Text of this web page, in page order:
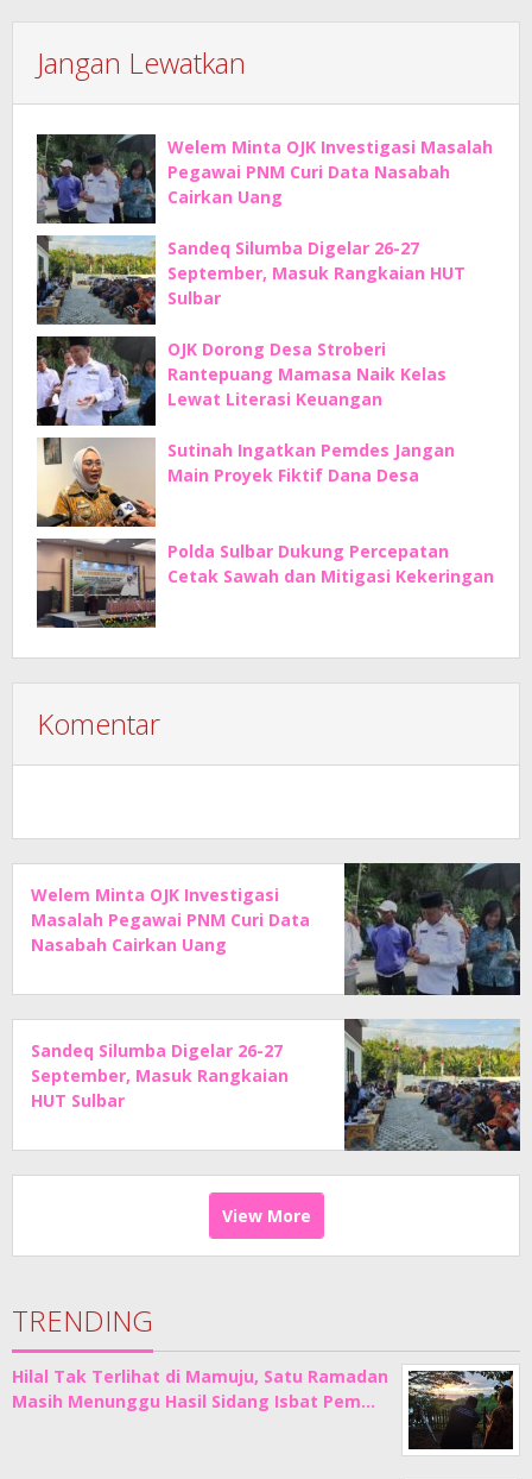
Jangan Lewatkan
Welem Minta OJK Investigasi Masalah
Pegawai PNM Curi Data Nasabah
Cairkan Uang
Sandeq Silumba Digelar 26-27
September, Masuk Rangkaian HUT
Sulbar
OJK Dorong Desa Stroberi
Rantepuang Mamasa Naik Kelas
Lewat Literasi Keuangan
Sutinah Ingatkan Pemdes Jangan
Main Proyek Fiktif Dana Desa
Polda Sulbar Dukung Percepatan
Cetak Sawah dan Mitigasi Kekeringan
Komentar
Welem Minta OJK Investigasi
Masalah Pegawai PNM Curi Data
Nasabah Cairkan Uang
Sandeq Silumba Digelar 26-27
September, Masuk Rangkaian
HUT Sulbar
View More
TRENDING
Hilal Tak Terlihat di Mamuju, Satu Ramadan
Masih Menunggu Hasil Sidang Isbat Pem…